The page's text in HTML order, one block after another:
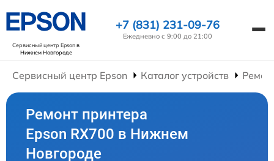
Сервисный центр Epsonв
Нижнем Новгороде
+7 (831) 231-09-76
Ежедневно с 9:00 до 21:00
Сервисный центр Epson Каталог устройств
Ремонт принтера
Epson RX700 в Нижнем
Новгороде